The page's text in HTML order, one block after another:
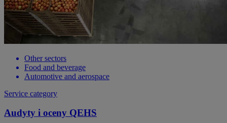
Other sectors
Food and beverage
Automotive and aerospace
Service category
Audyty i oceny QEHS